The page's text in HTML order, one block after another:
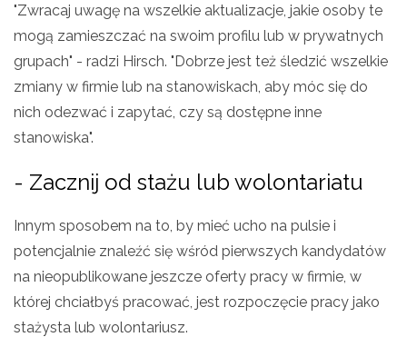
"Zwracaj uwagę na wszelkie aktualizacje, jakie osoby te
mogą zamieszczać na swoim profilu lub w prywatnych
grupach" - radzi Hirsch. "Dobrze jest też śledzić wszelkie
zmiany w firmie lub na stanowiskach, aby móc się do
nich odezwać i zapytać, czy są dostępne inne
stanowiska".
- Zacznij od stażu lub wolontariatu
Innym sposobem na to, by mieć ucho na pulsie i
potencjalnie znaleźć się wśród pierwszych kandydatów
na nieopublikowane jeszcze oferty pracy w firmie, w
której chciałbyś pracować, jest rozpoczęcie pracy jako
stażysta lub wolontariusz.